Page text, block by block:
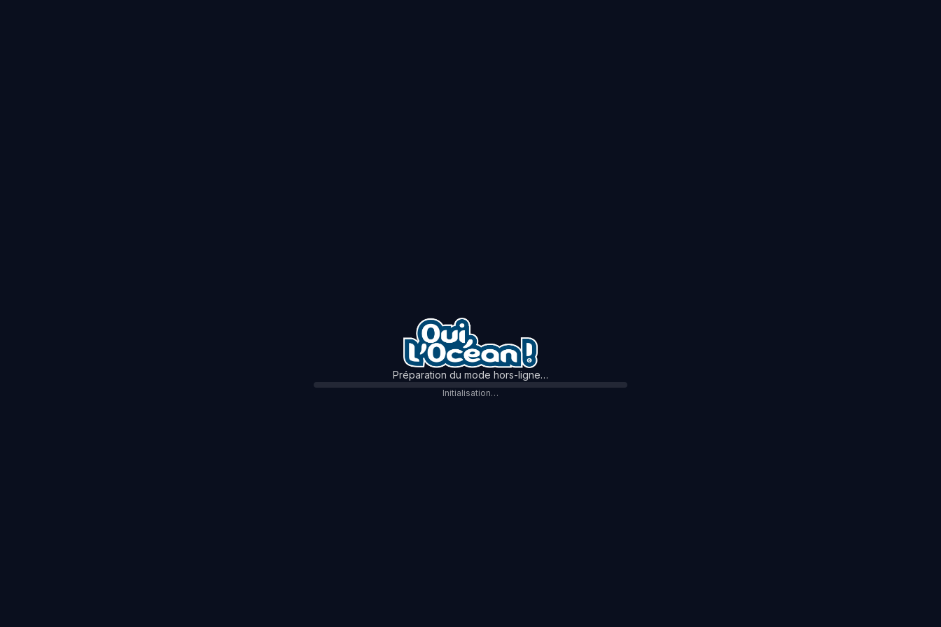
Préparation du mode hors-ligne…
Initialisation…